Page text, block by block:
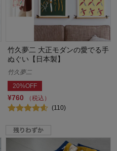
竹久夢二 大正モダンの愛でる手
ぬぐい【日本製】
竹久夢二
20%OFF
¥760
（税込）
(110)